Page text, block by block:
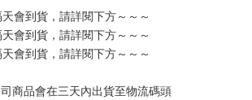
會到貨，請詳閱下方～～～
會到貨，請詳閱下方～～～
會到貨，請詳閱下方～～～
商品會在三天內出貨至物流碼頭